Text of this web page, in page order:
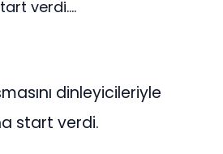
verdi....
dinleyicileriyle
start verdi.